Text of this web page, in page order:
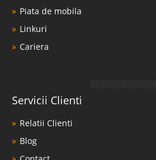
Piata de mobila
Linkuri
Cariera
Servicii Clienti
Relatii Clienti
Blog